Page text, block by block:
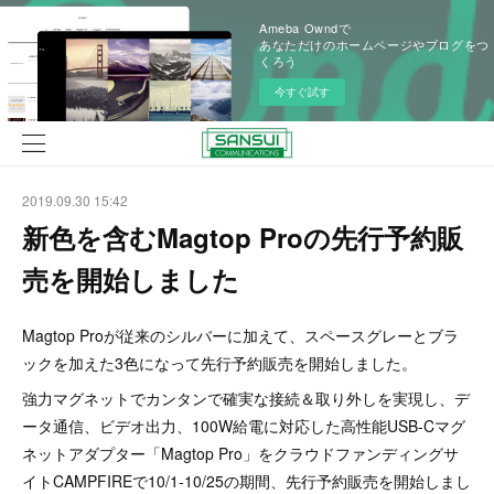
Ameba Owndで
あなただけのホームページやブログをつ
くろう
今すぐ試す
2019.09.30 15:42
新色を含むMagtop Proの先行予約販
売を開始しました
Magtop Proが従来のシルバーに加えて、スペースグレーとブラ
ックを加えた3色になって先行予約販売を開始しました。
強力マグネットでカンタンで確実な接続＆取り外しを実現し、デ
ータ通信、ビデオ出力、100W給電に対応した高性能USB-Cマグ
ネットアダプター「Magtop Pro」をクラウドファンディングサ
イトCAMPFIREで10/1-10/25の期間、先行予約販売を開始しまし